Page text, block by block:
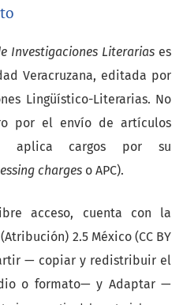
Investigaciones Literariases
Veracruzana, editada por
Lingüístico-Literarias. No
por el envío de artículos
cargos por su
charges o APC).
acceso, cuenta con la
2.5 México (CC BY
— copiar y redistribuir el
o formato— y Adaptar —